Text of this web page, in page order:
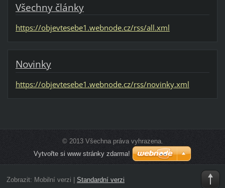
Všechny články
https://objevtesebe1.webnode.cz/rss/all.xml
Novinky
https://objevtesebe1.webnode.cz/rss/novinky.xml
© 2013 Všechna práva vyhrazena.
Vytvořte si www stránky zdarma!
Zobrazit: Mobilní verzi Standardní verzi